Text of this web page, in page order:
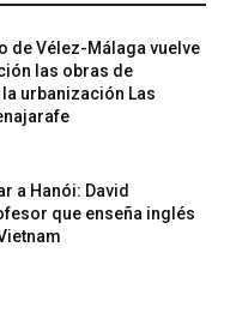
de Vélez-Málaga vuelve
las obras de
urbanización Las
a Hanói: David
que enseña inglés